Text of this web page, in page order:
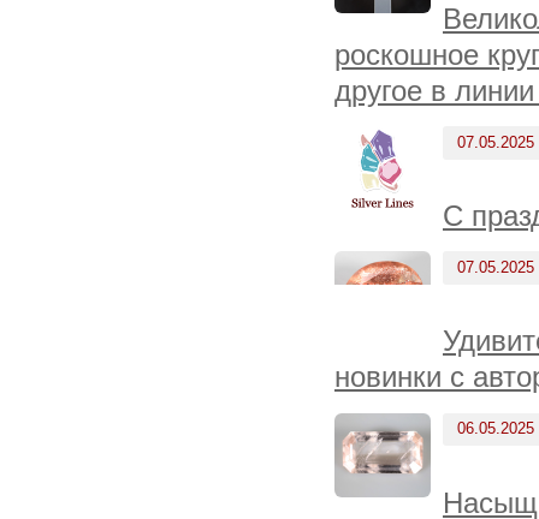
роскошное
другое в
07.05.2025
С
07.05.2025
новинки с
06.05.2025